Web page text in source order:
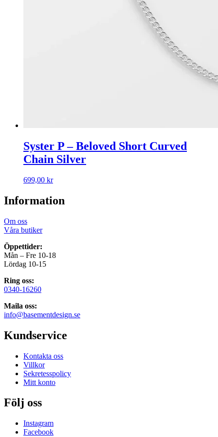
Syster P – Beloved Short Curved
Chain Silver
699,00 kr
Information
Om oss
Våra butiker
Öppettider:
Mån – Fre 10-18
Lördag 10-15
Ring oss:
0340-16260
Maila oss:
info@basementdesign.se
Kundservice
Kontakta oss
Villkor
Sekretesspolicy
Mitt konto
Följ oss
Instagram
Facebook